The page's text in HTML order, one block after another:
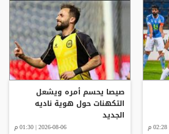
صيصا يحسم أمره ويشعل
التكهنات حول هوية ناديه
الجديد
2026-08-06 | 01:30 م